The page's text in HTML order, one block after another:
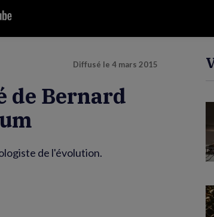
Diffusé le 4 mars 2015
de Bernard
de l'évolution.